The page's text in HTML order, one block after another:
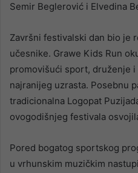
Semir Beglerović i Elvedina
Završni festivalski dan bio je
učesnike. Grawe Kids Run
promovišući sport, druženje
najranijeg uzrasta. Posebnu
tradicionalna Logopat
ovogodišnjeg festivala
Pored bogatog sportskog
u vrhunskim muzičkim